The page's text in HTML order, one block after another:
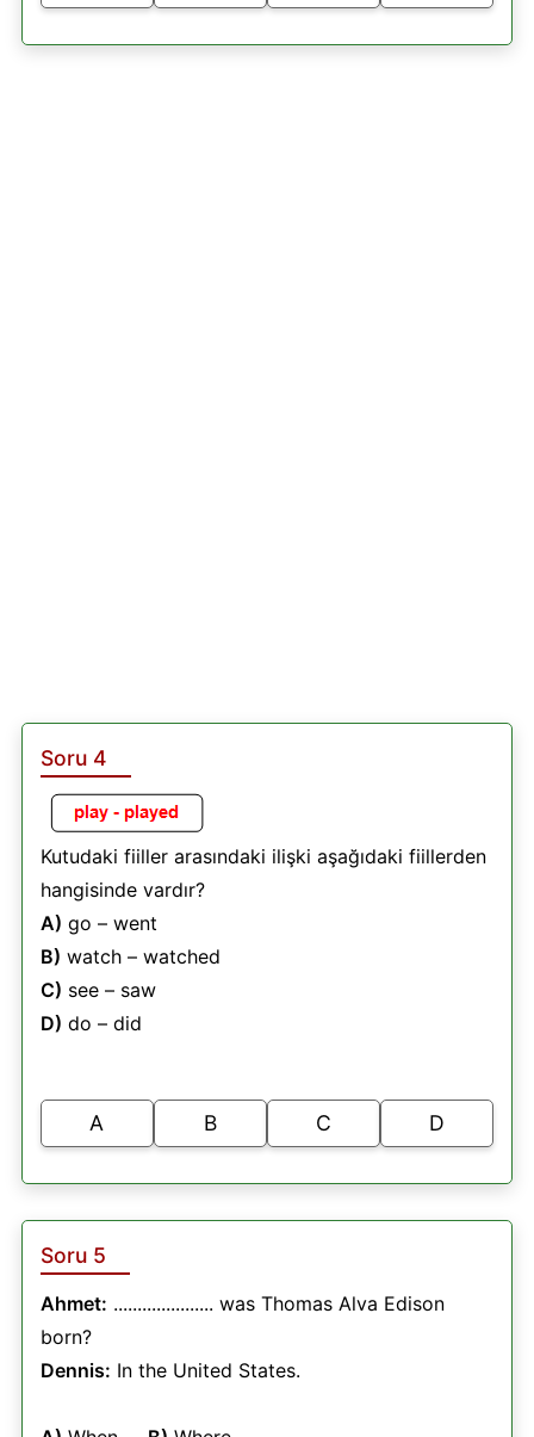
Soru 4
Kutudaki fiiller arasındaki ilişki aşağıdaki fiillerden
hangisinde vardır?
A) go – went
B) watch – watched
C) see – saw
D) do – did
A B C D
Soru 5
Ahmet: ..................... was Thomas Alva Edison
born?
Dennis: In the United States.